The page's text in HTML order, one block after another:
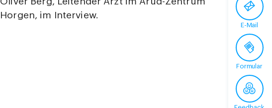
Horgen, im Interview.
E-Mail
Formular